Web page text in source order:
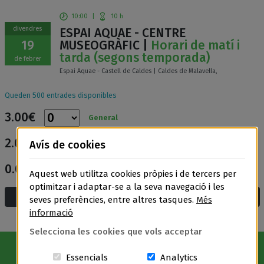
divendres
19
de febrer
10:00 10 h
ESPAI AQUAE - CENTRE
MUSEOGRÀFIC | Horari de matí i
tarda (segons temporada)
Espai Aquae - Castell de Caldes | Caldes de Malavella,
Queden 500 entrades disponibles
3.00€ General
2.00€ Entrada reduïda
0.00€ Entrada gratuïta
Afegeix a la cistella i compra
Avís Legal|Política de privacitat|Política de cookies
Avís de cookies
Aquest web utilitza cookies pròpies i de tercers per
optimitzar i adaptar-se a la seva navegació i les
seves preferències, entre altres tasques. Més
informació
Selecciona les cookies que vols acceptar
Essencials Aquestes cookies són essencials
AnalyticsCookies related